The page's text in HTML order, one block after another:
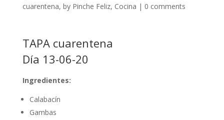
cuarentena, by Pinche Feliz, Cocina | 0 comments
TAPA cuarentena
Día 13-06-20
Ingredientes:
Calabacín
Gambas